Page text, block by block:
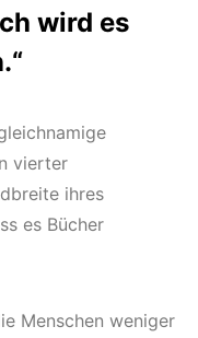
wird es
vierter
ihres
es Bücher
Menschen weniger